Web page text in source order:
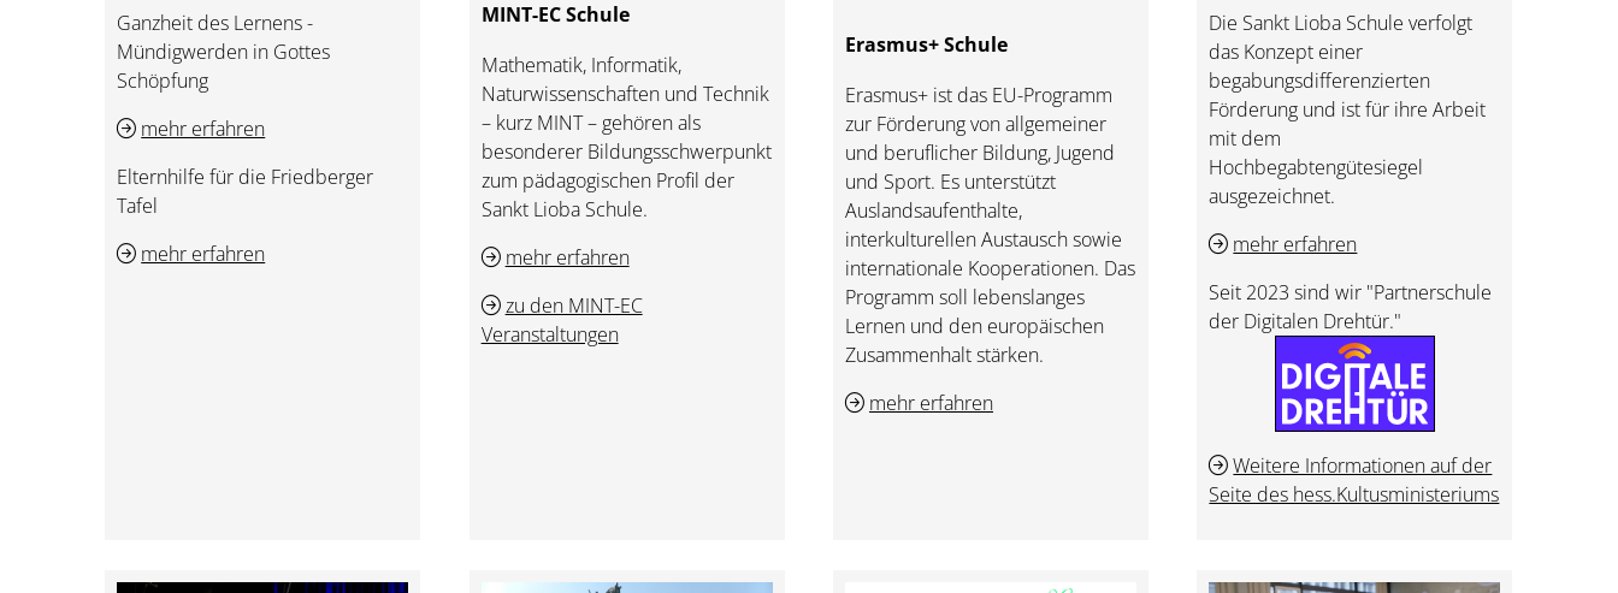
Ganzheit des Lernens -
Mündigwerden in Gottes
Schöpfung
mehr erfahren
Elternhilfe für die Friedberger
Tafel
mehr erfahren
MINT-EC Schule
Mathematik, Informatik,
Naturwissenschaften und Technik
– kurz MINT – gehören als
besonderer Bildungsschwerpunkt
zum pädagogischen Profil der
Sankt Lioba Schule.
mehr erfahren
zu den MINT-EC
Veranstaltungen
Erasmus+ Schule
Erasmus+ ist das EU-Programm
zur Förderung von allgemeiner
und beruflicher Bildung, Jugend
und Sport. Es unterstützt
Auslandsaufenthalte,
interkulturellen Austausch sowie
internationale Kooperationen. Das
Programm soll lebenslanges
Lernen und den europäischen
Zusammenhalt stärken.
mehr erfahren
Die Sankt Lioba Schule verfolgt
das Konzept einer
begabungsdifferenzierten
Förderung und ist für ihre Arbeit
mit dem
Hochbegabtengütesiegel
ausgezeichnet.
mehr erfahren
Seit 2023 sind wir "Partnerschule
der Digitalen Drehtür."
Weitere Informationen auf der
Seite des hess.Kultusministeriums